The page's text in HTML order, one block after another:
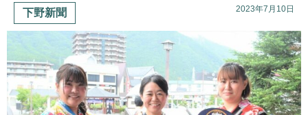
下野新聞 2023年7月10日